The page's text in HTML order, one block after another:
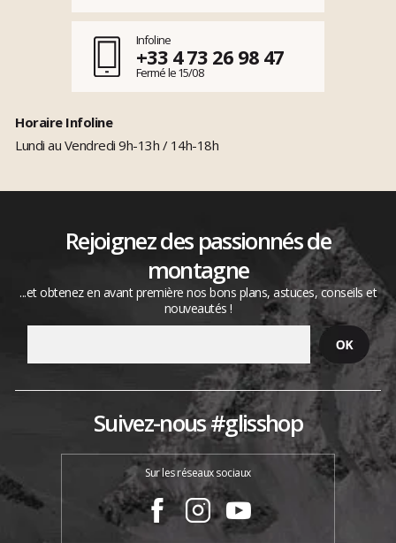
Infoline
+33 4 73 26 98 47
Fermé le 15/08
Horaire Infoline
Lundi au Vendredi 9h-13h / 14h-18h
Rejoignez des passionnés de
montagne
...et obtenez en avant première nos bons plans, astuces, conseils et
nouveautés !
Suivez-nous #glisshop
Sur les réseaux sociaux